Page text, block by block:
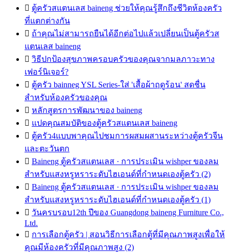
 ตู้ครัวสแตนเลส baineng ช่วยให้คุณรู้สึกถึงชีวิตห้องครัว
ที่แตกต่างกัน
 ถ้าคุณไม่สามารถยืนได้อีกต่อไปแล้วเปลี่ยนเป็นตู้ครัวส
แตนเลส baineng
 วิธีปกป้องสุขภาพครอบครัวของคุณจากมลภาวะทาง
เฟอร์นิเจอร์?
 ตู้ครัว bainneg YSL Series-ใส่ 'เสื้อผ้าฤดูร้อน' สดชื่น
สำหรับห้องครัวของคุณ
 หลักสูตรการพัฒนาของ baineng
 แปดคุณสมบัติของตู้ครัวสแตนเลส baineng
 ตู้ครัว4แบบพาคุณไปชมการผสมผสานระหว่างตู้ครัวจีน
และตะวันตก
 Baineng ตู้ครัวสแตนเลส · การประเมิน wishper ของลม
สำหรับแสงหรูหราระดับไฮเอนด์ที่กำหนดเองตู้ครัว (2)
 Baineng ตู้ครัวสแตนเลส · การประเมิน wishper ของลม
สำหรับแสงหรูหราระดับไฮเอนด์ที่กำหนดเองตู้ครัว (1)
 วันครบรอบ12th ปีของ Guangdong baineng Furniture Co.,
Ltd.
 การเลือกตู้ครัว | สอนวิธีการเลือกตู้ที่มีคุณภาพสูงเพื่อให้
คุณมีห้องครัวที่มีคุณภาพสูง (2)